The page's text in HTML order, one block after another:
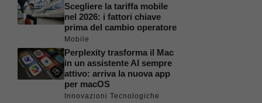
Scegliere la tariffa mobile
nel 2026: i fattori chiave
prima del cambio operatore
Mobile
Perplexity trasforma il Mac
in un assistente AI sempre
attivo: arriva la nuova app
per macOS
Innovazioni Tecnologiche